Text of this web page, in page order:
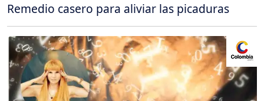
Remedio casero para aliviar las picaduras